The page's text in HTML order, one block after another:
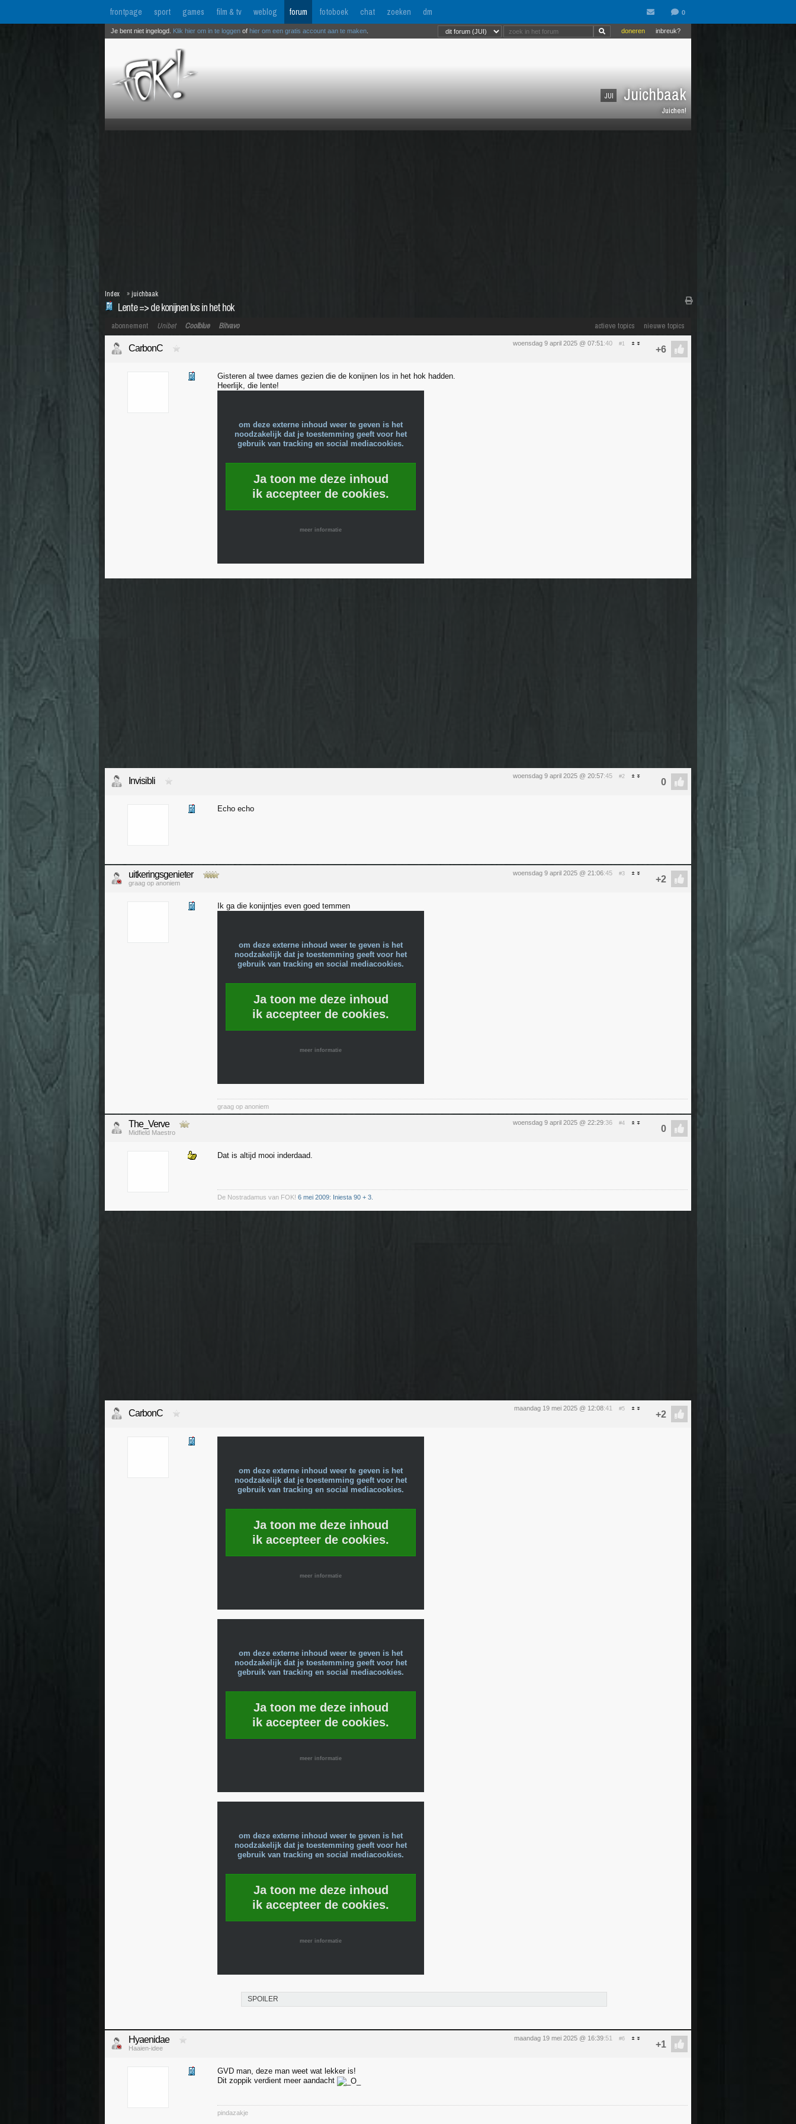
frontpage sport games film & tv weblog forum fotoboek chat zoeken dm
JUI Juichbaak
Juichen!
inbreuk?
doneren
Je bent niet ingelogd. Klik hier om in te loggen of hier om een gratis account aan te maken
Lente => de konijnen los in het hok
Index » juichbaak
actieve topics nieuwe topics
abonnement Unibet Coolblue Bitvavo
woensdag 9 april 2025 @ 07:51 :40 #1
CarbonC
Gisteren al twee dames gezien die de konijnen los in het hok hadden.
Heerlijk, die lente!
om deze externe inhoud weer te geven is het
noodzakelijk dat je toestemming geeft voor het
gebruik van tracking en social mediacookies.
Ja toon me deze inhoud
ik accepteer de cookies.
meer informatie
woensdag 9 april 2025 @ 20:57:45 #2
Invisibli
Echo echo
woensdag 9 april 2025 @ 21:06:45 #3
uitkeringsgenieter
graag op anoniem
Ik ga die konijntjes even goed temmen
om deze externe inhoud weer te geven is het
noodzakelijk dat je toestemming geeft voor het
gebruik van tracking en social mediacookies.
Ja toon me deze inhoud
ik accepteer de cookies.
meer informatie
graag op anoniem
woensdag 9 april 2025 @ 22:29:36 #4
The_Verve
Midfield Maestro
Dat is altijd mooi inderdaad.
De Nostradamus van FOK! 6 mei 2009: Iniesta 90 + 3.
maandag 19 mei 2025 @ 12:08:41 #5
CarbonC
om deze externe inhoud weer te geven is het
noodzakelijk dat je toestemming geeft voor het
gebruik van tracking en social mediacookies.
Ja toon me deze inhoud
ik accepteer de cookies.
meer informatie
om deze externe inhoud weer te geven is het
noodzakelijk dat je toestemming geeft voor het
gebruik van tracking en social mediacookies.
Ja toon me deze inhoud
ik accepteer de cookies.
meer informatie
om deze externe inhoud weer te geven is het
noodzakelijk dat je toestemming geeft voor het
gebruik van tracking en social mediacookies.
Ja toon me deze inhoud
ik accepteer de cookies.
meer informatie
SPOILER
maandag 19 mei 2025 @ 16:39:51 #6
Hyaenidae
Haaien-idee
GVD man, deze man weet wat lekker is!
Dit zoppik verdient meer aandacht
pindazakje